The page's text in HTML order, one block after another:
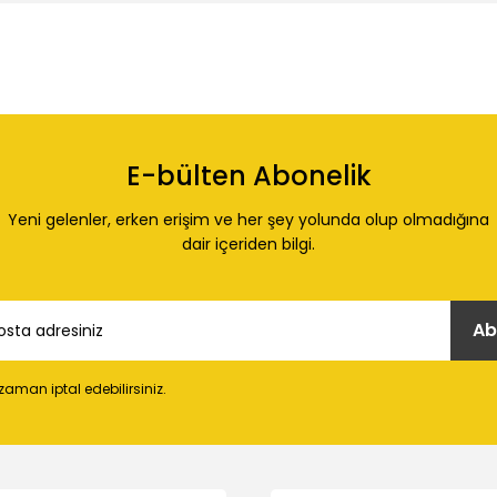
Gönder
E-bülten Abonelik
Yeni gelenler, erken erişim ve her şey yolunda olup olmadığına
dair içeriden bilgi.
iptal edebilirsiniz.